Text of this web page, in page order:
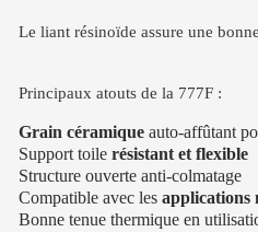
Le liant résinoïde assure une
Principaux atouts de la 777F :
Grain céramique auto-affûtant
Support toile résistant et flexible
Structure ouverte anti-colmatage
Compatible avec les applications
Bonne tenue thermique en